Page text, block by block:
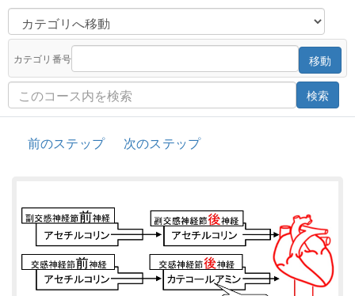
カテゴリ番号 移動
検索
前のステップ 次のステップ